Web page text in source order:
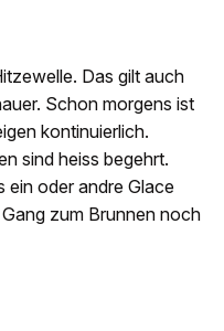
Das gilt auch
Schon morgens ist
kontinuierlich.
sind heiss begehrt.
ein oder andre Glace
zum Brunnen noch